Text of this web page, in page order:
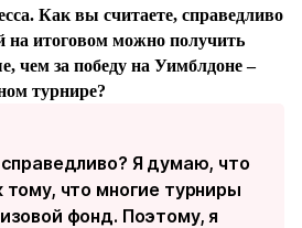
Как вы считаете, справедливо
на итоговом можно получить
чем за победу на Уимблдоне –
турнире?
Я думаю, что
что многие турниры
фонд. Поэтому, я